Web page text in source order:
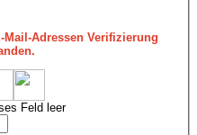
Mail-Adressen Verifizierung
Feld leer